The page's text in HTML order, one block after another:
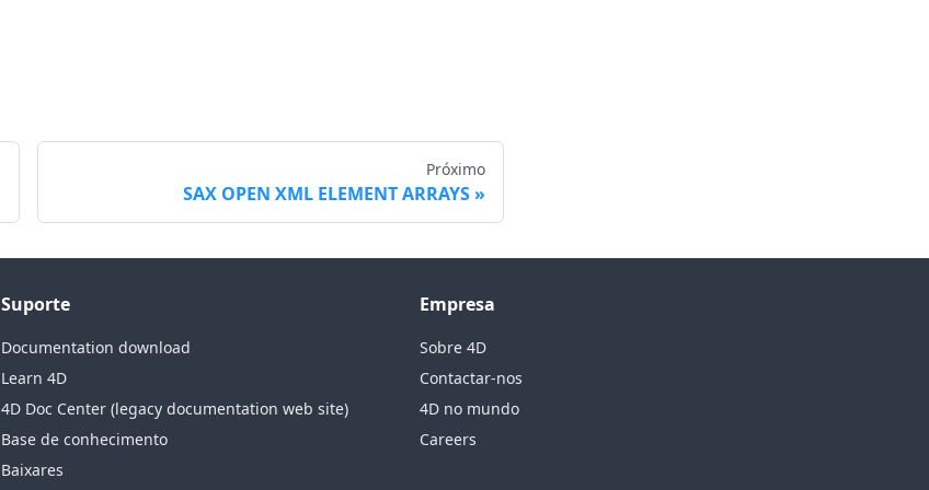
Próximo
SAX OPEN XML ELEMENT ARRAYS
Suporte
Documentation download
Learn 4D
4D Doc Center (legacy documentation web site)
Base de conhecimento
Baixares
Empresa
Sobre 4D
Contactar-nos
4D no mundo
Careers